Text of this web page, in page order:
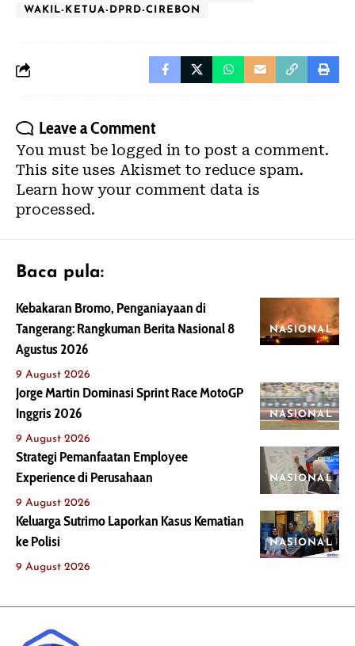
WAKIL-KETUA-DPRD-CIREBON
Leave a Comment
You must be logged in to post a comment.
This site uses Akismet to reduce spam.
Learn how your comment data is
processed.
Baca pula:
NASIONAL
Kebakaran Bromo, Penganiayaan di
Tangerang: Rangkuman Berita Nasional 8
Agustus 2026
9 August 2026
NASIONAL
Jorge Martin Dominasi Sprint Race MotoGP
Inggris 2026
9 August 2026
NASIONAL
Strategi Pemanfaatan Employee
Experience di Perusahaan
9 August 2026
NASIONAL
Keluarga Sutrimo Laporkan Kasus Kematian
ke Polisi
9 August 2026